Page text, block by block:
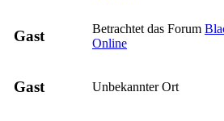
Gast Betrachtet das Forum
Online
Gast Unbekannter Ort